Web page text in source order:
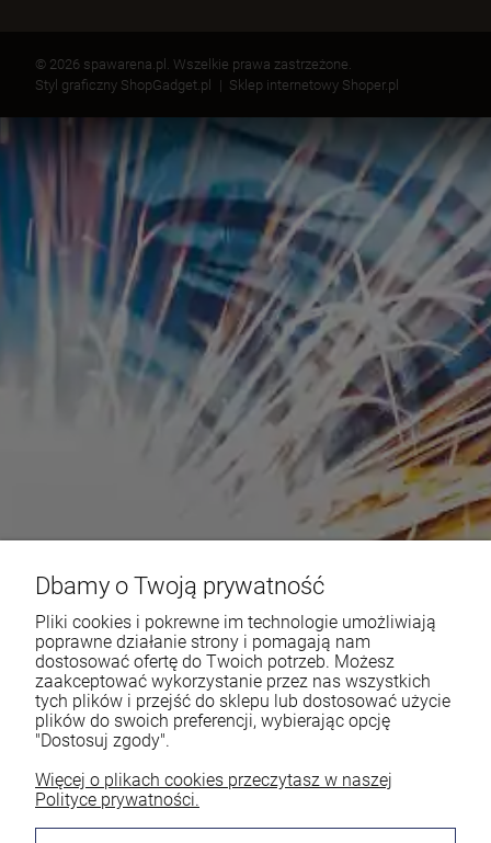
© 2026 spawarena.pl. Wszelkie prawa zastrzeżone.
Styl graficzny ShopGadget.pl
Sklep internetowy Shoper.pl
Dbamy o Twoją prywatność
Pliki cookies i pokrewne im technologie umożliwiają
poprawne działanie strony i pomagają nam
dostosować ofertę do Twoich potrzeb. Możesz
zaakceptować wykorzystanie przez nas wszystkich
tych plików i przejść do sklepu lub dostosować użycie
plików do swoich preferencji, wybierając opcję
"Dostosuj zgody".
Więcej o plikach cookies przeczytasz w naszej
Polityce prywatności.